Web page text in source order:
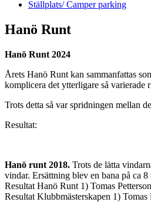
Ställplats/ Camper parking
Hanö Runt
Hanö Runt 2024
Årets Hanö Runt kan sammanfattas
komplicera det ytterligare så varierade
Trots detta så var spridningen mellan
Resultat:
Hanö runt 2018. Trots de lätta
vindar. Ersättning blev en bana på ca
Resultat Hanö Runt 1) Tomas
Resultat Klubbmästerskapen 1)